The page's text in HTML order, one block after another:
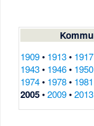
1909• 1913• 1917
1943• 1946• 1950
1974• 1978• 1981
2005•2009•2013